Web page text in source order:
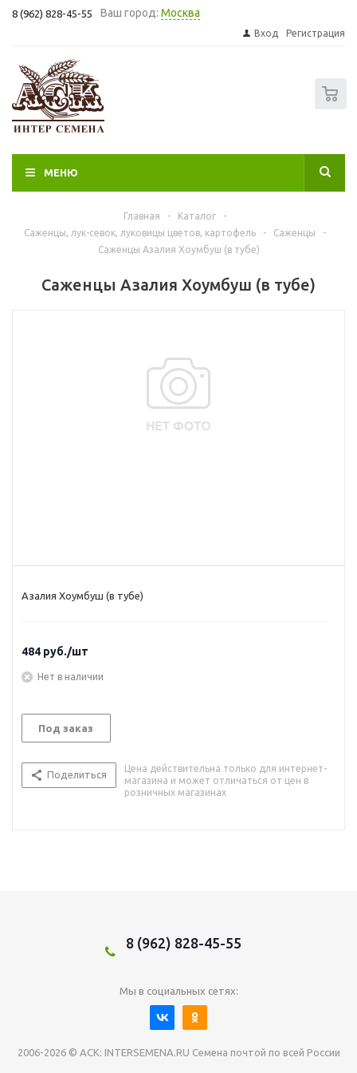
8 (962) 828-45-55 Ваш город: Москва
Вход Регистрация
МЕНЮ
Главная - Каталог
-
Саженцы, лук-севок, луковицы цветов, картофель
- Саженцы
-
Саженцы Азалия Хоумбуш (в тубе)
Саженцы Азалия Хоумбуш (в тубе)
Азалия Хоумбуш (в тубе)
484 руб./шт
Нет в наличии
Под заказ
Поделиться
Цена действительна только для интернет-
магазина и может отличаться от цен в
розничных магазинах
8 (962) 828-45-55
Мы в социальных сетях:
2006-2026 © АСК: INTERSEMENA.RU Семена почтой по всей России